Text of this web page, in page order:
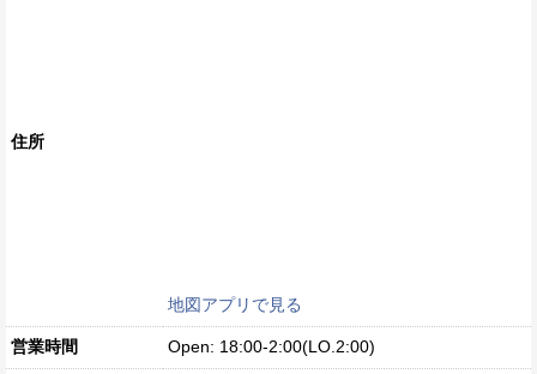
住所
地図アプリで見る
営業時間 Open: 18:00-2:00(LO.2:00)